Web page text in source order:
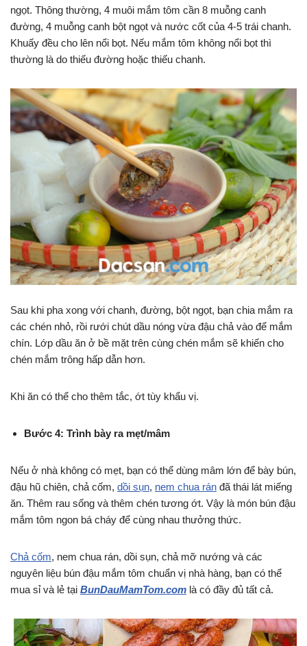
ngọt. Thông thường, 4 muôi mắm tôm cần 8 muỗng canh
đường, 4 muỗng canh bột ngọt và nước cốt của 4-5 trái chanh.
Khuấy đều cho lên nổi bọt. Nếu mắm tôm không nổi bọt thì
thường là do thiếu đường hoặc thiếu chanh.
Sau khi pha xong với chanh, đường, bột ngọt, bạn chia mắm ra
các chén nhỏ, rồi rưới chút dầu nóng vừa đậu chả vào để mắm
chín. Lớp dầu ăn ở bề mặt trên cùng chén mắm sẽ khiến cho
chén mắm trông hấp dẫn hơn.
Khi ăn có thể cho thêm tắc, ớt tùy khẩu vị.
Bước 4: Trình bày ra mẹt/mâm
Nếu ở nhà không có mẹt, bạn có thể dùng mâm lớn để bày bún,
đậu hũ chiên, chả cốm, dồi sụn, nem chua rán đã thái lát miếng
ăn. Thêm rau sống và thêm chén tương ớt. Vậy là món bún đậu
mắm tôm ngon bá cháy để cùng nhau thưởng thức.
Chả cốm, nem chua rán, dồi sụn, chả mỡ nướng và các
nguyên liệu bún đậu mắm tôm chuẩn vị nhà hàng, bạn có thể
mua sỉ và lẻ tại BunDauMamTom.com là có đầy đủ tất cả.